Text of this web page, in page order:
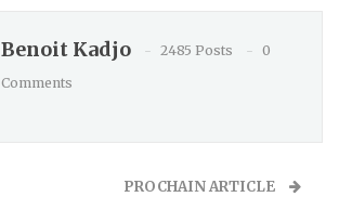
Benoit Kadjo 2485 Posts
0
Comments
PROCHAIN ARTICLE